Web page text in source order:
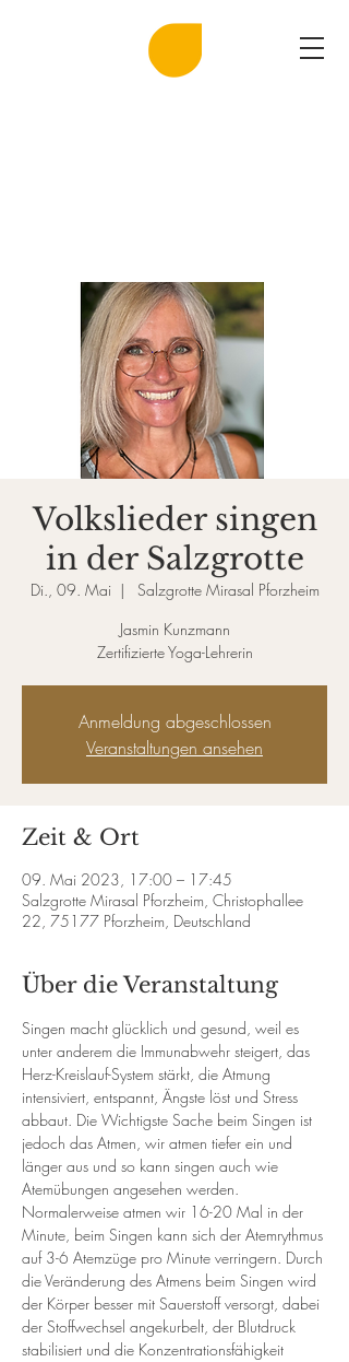
Volkslieder singen
in der Salzgrotte
Di., 09. Mai
  |
Salzgrotte Mirasal Pforzheim
Jasmin Kunzmann
Zertifizierte Yoga-Lehrerin
Anmeldung abgeschlossen
Veranstaltungen ansehen
Zeit & Ort
09. Mai 2023, 17:00 – 17:45
Salzgrotte Mirasal Pforzheim, Christophallee
22, 75177 Pforzheim, Deutschland
Über die Veranstaltung
Singen macht glücklich und gesund, weil es
unter anderem die Immunabwehr steigert, das
Herz-Kreislauf-System stärkt, die Atmung
intensiviert, entspannt, Ängste löst und Stress
abbaut. Die Wichtigste Sache beim Singen ist
jedoch das Atmen, wir atmen tiefer ein und
länger aus und so kann singen auch wie
Atemübungen angesehen werden.
Normalerweise atmen wir 16-20 Mal in der
Minute, beim Singen kann sich der Atemrythmus
auf 3-6 Atemzüge pro Minute verringern. Durch
die Veränderung des Atmens beim Singen wird
der Körper besser mit Sauerstoff versorgt, dabei
der Stoffwechsel angekurbelt, der Blutdruck
stabilisiert und die Konzentrationsfähigkeit